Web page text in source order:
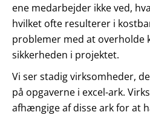
ene medarbejder ikke ved,
hvilket ofte resulterer i
problemer med at overholde
sikkerheden i projektet.
Vi ser stadig virksomheder,
på opgaverne i excel-ark.
afhængige af disse ark for at